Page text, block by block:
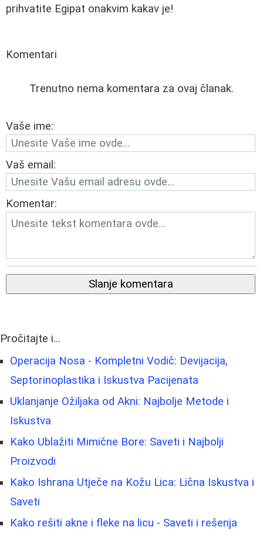
prihvatite Egipat onakvim kakav je!
Komentari
Trenutno nema komentara za ovaj članak.
Vaše ime:
Vaš email:
Komentar:
Slanje komentara
Pročitajte i...
Operacija Nosa - Kompletni Vodič: Devijacija,
Septorinoplastika i Iskustva Pacijenata
Uklanjanje Ožiljaka od Akni: Najbolje Metode i
Iskustva
Kako Ublažiti Mimične Bore: Saveti i Najbolji
Proizvodi
Kako Ishrana Utječe na Kožu Lica: Lična Iskustva i
Saveti
Kako rešiti akne i fleke na licu - Saveti i rešenja